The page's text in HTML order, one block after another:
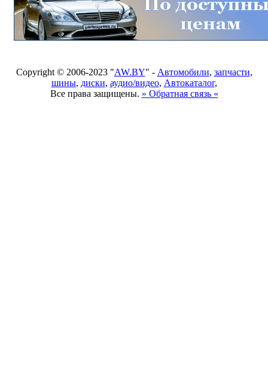
Copyright © 2006-2023 "AW.BY" - Автомобили, запчасти,
шины, диски, аудио/видео, Автокаталог,
Все права защищены. » Обратная связь «